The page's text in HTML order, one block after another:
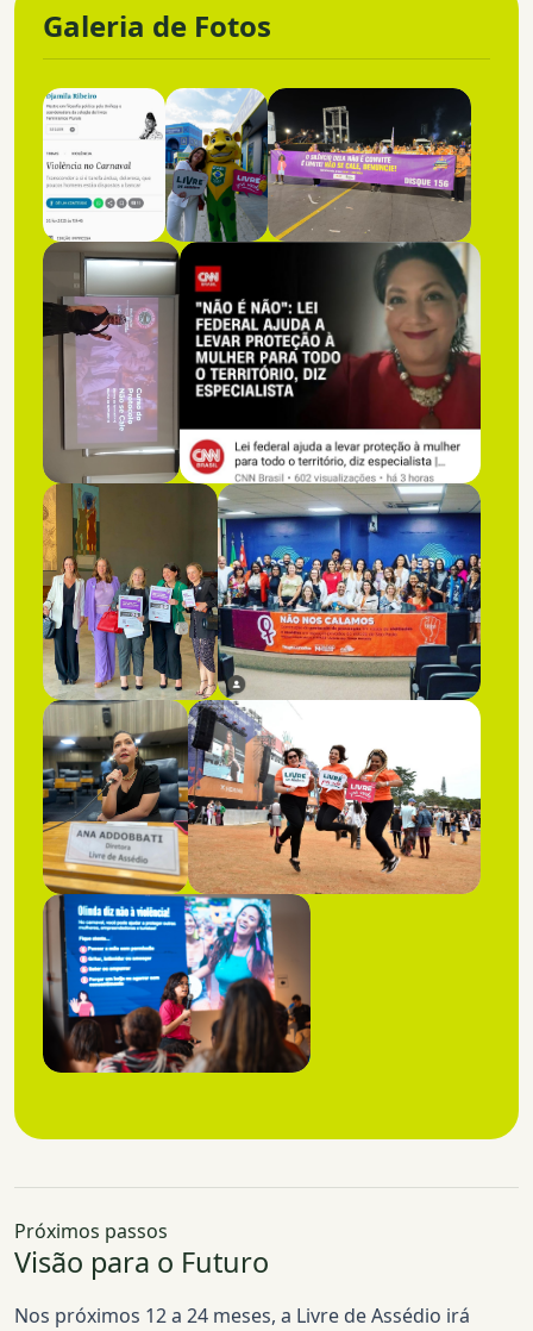
Galeria de Fotos
Próximos passos
Visão para o Futuro
Nos próximos 12 a 24 meses, a Livre de Assédio irá